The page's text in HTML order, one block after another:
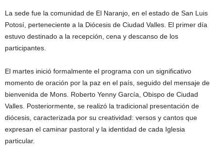
La sede fue la comunidad de El Naranjo, en el estado de San Luis
Potosí, perteneciente a la Diócesis de Ciudad Valles. El primer día
estuvo destinado a la recepción, cena y descanso de los
participantes.
El martes inició formalmente el programa con un significativo
momento de oración por la paz en el país, seguido del mensaje de
bienvenida de Mons. Roberto Yenny García, Obispo de Ciudad
Valles. Posteriormente, se realizó la tradicional presentación de
diócesis, caracterizada por su creatividad: versos y cantos que
expresan el caminar pastoral y la identidad de cada Iglesia
particular.